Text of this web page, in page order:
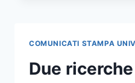
CORSI
COMUNICATI STAMPA
Due